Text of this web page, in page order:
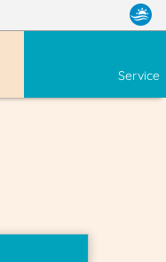
Service